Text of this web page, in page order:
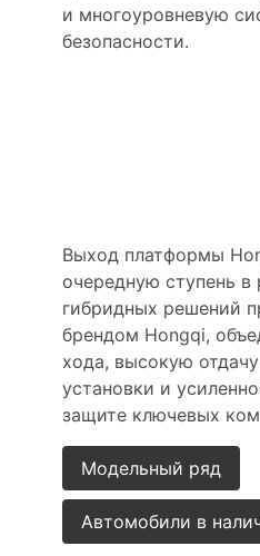
и многоуровневую
безопасности.
Выход платформы
очередную ступень в
гибридных решений
брендом Hongqi,
хода, высокую
установки и
защите ключевых
Модельный ряд
Автомобили в